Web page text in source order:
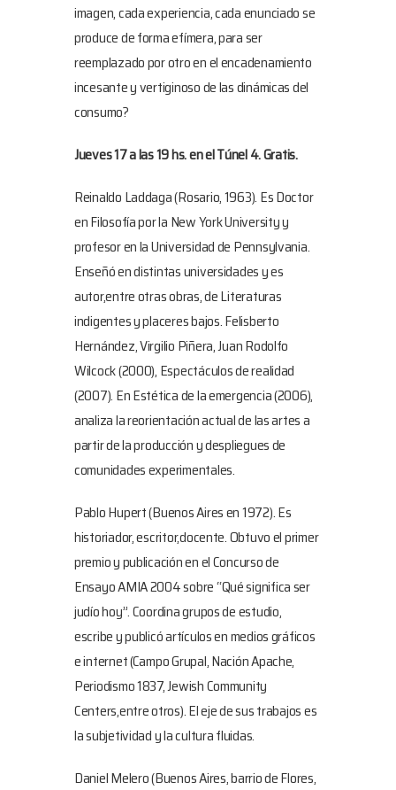
imagen, cada experiencia, cada enunciado se
produce de forma efímera, para ser
reemplazado por otro en el encadenamiento
incesante y vertiginoso de las dinámicas del
consumo?
Jueves 17 a las 19 hs. en el Túnel 4. Gratis.
Reinaldo Laddaga (Rosario, 1963). Es Doctor
en Filosofía por la New York University y
profesor en la Universidad de Pennsylvania.
Enseñó en distintas universidades y es
autor,entre otras obras, de Literaturas
indigentes y placeres bajos. Felisberto
Hernández, Virgilio Piñera, Juan Rodolfo
Wilcock (2000), Espectáculos de realidad
(2007). En Estética de la emergencia (2006),
analiza la reorientación actual de las artes a
partir de la producción y despliegues de
comunidades experimentales.
Pablo Hupert (Buenos Aires en 1972). Es
historiador, escritor,docente. Obtuvo el primer
premio y publicación en el Concurso de
Ensayo AMIA 2004 sobre “Qué significa ser
judío hoy”. Coordina grupos de estudio,
escribe y publicó artículos en medios gráficos
e internet (Campo Grupal, Nación Apache,
Periodismo 1837, Jewish Community
Centers,entre otros). El eje de sus trabajos es
la subjetividad y la cultura fluidas.
Daniel Melero (Buenos Aires, barrio de Flores,